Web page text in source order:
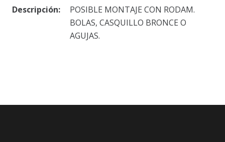
Descripción:
POSIBLE MONTAJE CON RODAM.
BOLAS, CASQUILLO BRONCE O
AGUJAS.